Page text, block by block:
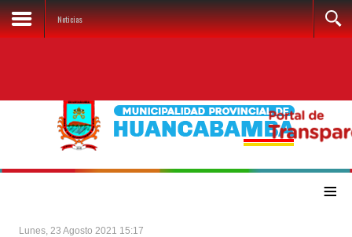
Noticias
≡
Lunes, 23 Agosto 2021 15:17